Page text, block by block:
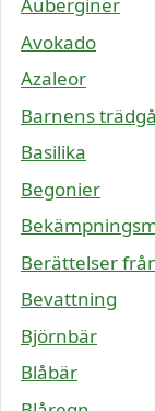
Avokado
Azaleor
Barnens
Basilika
Begonier
Berättelser
Bevattning
Björnbär
Blåbär